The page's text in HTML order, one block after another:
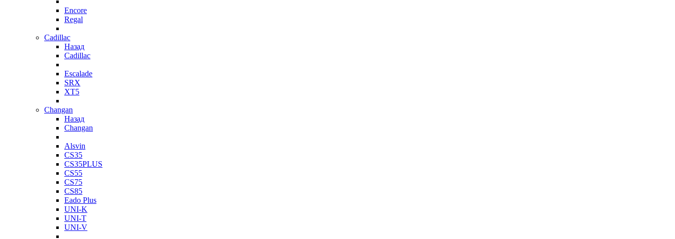
Encore
Regal
Cadillac
Назад
Cadillac
Escalade
SRX
XT5
Changan
Назад
Changan
Alsvin
CS35
CS35PLUS
CS55
CS75
CS85
Eado Plus
UNI-K
UNI-T
UNI-V